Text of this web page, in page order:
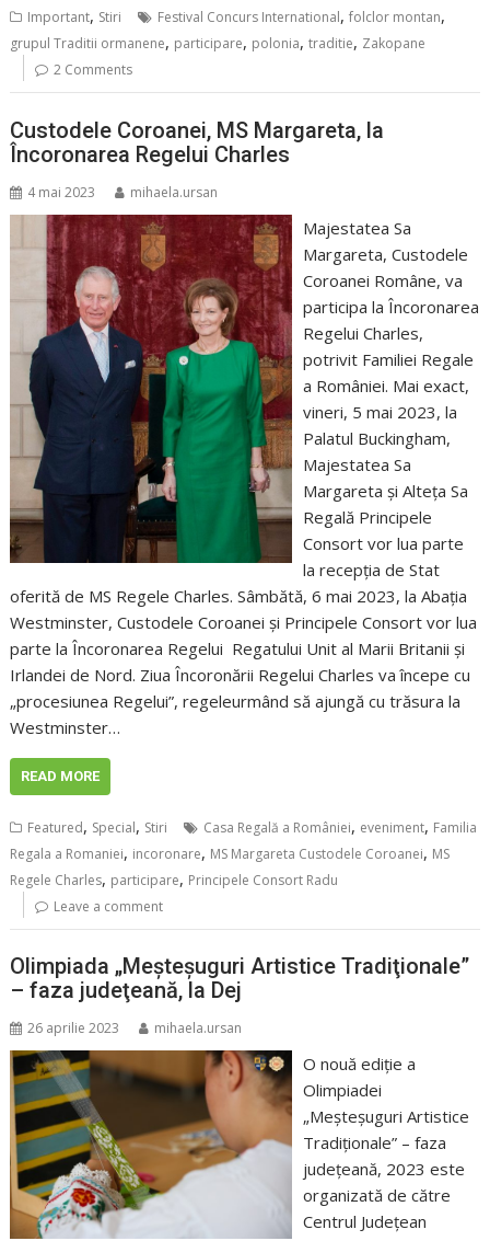
Important, Stiri Festival Concurs International,folclor montan,
grupul Traditii ormanene, participare, polonia,traditie, Zakopane
2 Comments
Custodele Coroanei, MS Margareta, la
Încoronarea Regelui Charles
4 mai 2023 mihaela.ursan
Majestatea Sa
Margareta, Custodele
Coroanei Române, va
participa la Încoronarea
Regelui Charles,
potrivit Familiei Regale
a României. Mai exact,
vineri, 5 mai 2023, la
Palatul Buckingham,
Majestatea Sa
Margareta și Alteța Sa
Regală Principele
Consort vor lua parte
la recepția de Stat
oferită de MS Regele Charles. Sâmbătă, 6 mai 2023, la Abația
Westminster, Custodele Coroanei și Principele Consort vor lua
parte la Încoronarea Regelui Regatului Unit al Marii Britanii și
Irlandei de Nord. Ziua Încoronării Regelui Charles va începe cu
„procesiunea Regelui”, regeleurmând să ajungă cu trăsura la
Westminster…
READ MORE
Featured, Special, Stiri Casa Regală a României, eveniment, Familia
Regala a Romaniei, incoronare, MS Margareta Custodele Coroanei, MS
Regele Charles, participare, Principele Consort Radu
Leave a comment
Olimpiada „Meşteşuguri Artistice Tradiţionale”
– faza judeţeană, la Dej
26 aprilie 2023 mihaela.ursan
O nouă ediţie a
Olimpiadei
„Meşteşuguri Artistice
Tradiţionale” – faza
judeţeană, 2023 este
organizată de către
Centrul Judeţean